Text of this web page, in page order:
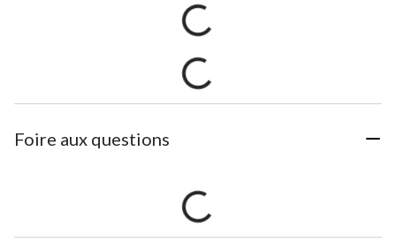
Foire aux questions